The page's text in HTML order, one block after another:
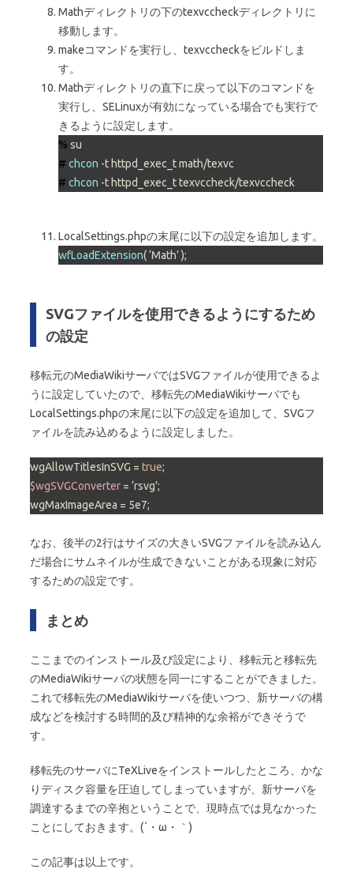
Mathディレクトリの下のtexvccheckディレクトリに
移動します。
makeコマンドを実行し、texvccheckをビルドしま
す。
Mathディレクトリの直下に戻って以下のコマンドを
実行し、SELinuxが有効になっている場合でも実行で
きるように設定します。
% su
# chcon -t httpd_exec_t math/texvc
# chcon -t httpd_exec_t texvccheck/texvccheck
LocalSettings.phpの末尾に以下の設定を追加します。
wfLoadExtension( ‘Math’ );
SVGファイルを使用できるようにするため
の設定
移転元のMediaWikiサーバではSVGファイルが使用できるよ
うに設定していたので、移転先のMediaWikiサーバでも
LocalSettings.phpの末尾に以下の設定を追加して、SVGフ
ァイルを読み込めるように設定しました。
wgAllowTitlesInSVG = true
$wgSVGConverter = ‘rsvg’;
なお、後半の2行はサイズの大きいSVGファイルを読み込ん
だ場合にサムネイルが生成できないことがある現象に対応
するための設定です。
まとめ
ここまでのインストール及び設定により、移転元と移転先
のMediaWikiサーバの状態を同一にすることができました。
これで移転先のMediaWikiサーバを使いつつ、新サーバの構
成などを検討する時間的及び精神的な余裕ができそうで
す。
移転先のサーバにTeXLiveをインストールしたところ、かな
りディスク容量を圧迫してしまっていますが、新サーバを
調達するまでの辛抱ということで、現時点では見なかった
ことにしておきます。(´・ω・｀)
この記事は以上です。